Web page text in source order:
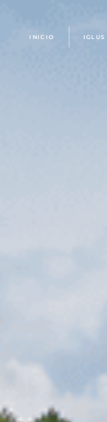
INICIO IGLUS